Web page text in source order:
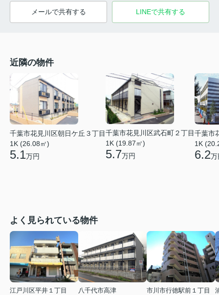
メールで共有する LINEで共有する
近隣の物件
千葉市花見川区朝日ケ丘３丁目
1K (26.08㎡)
5.1万円
千葉市花見川区武石町２丁目
1K (19.87㎡)
5.7万円
千葉市
1K
6.2万
よく見られている物件
江戸川区平井１丁目
八千代市高津
市川市行徳駅前１丁目